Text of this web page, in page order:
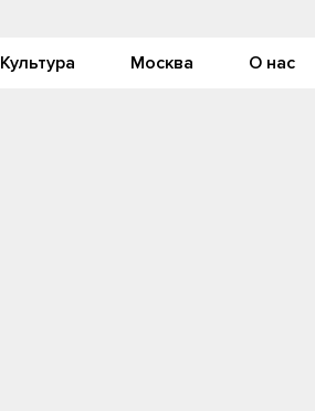
Культура Москва О нас